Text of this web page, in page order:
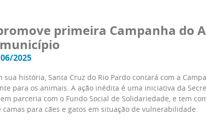
primeira Campanha do
2025
sua história, Santa Cruz do Rio Pardo contará com a
para os animais. A ação inédita é uma iniciativa da
parceria com o Fundo Social de Solidariedade, e tem
camas para cães e gatos em situação de vulnerabilidade.